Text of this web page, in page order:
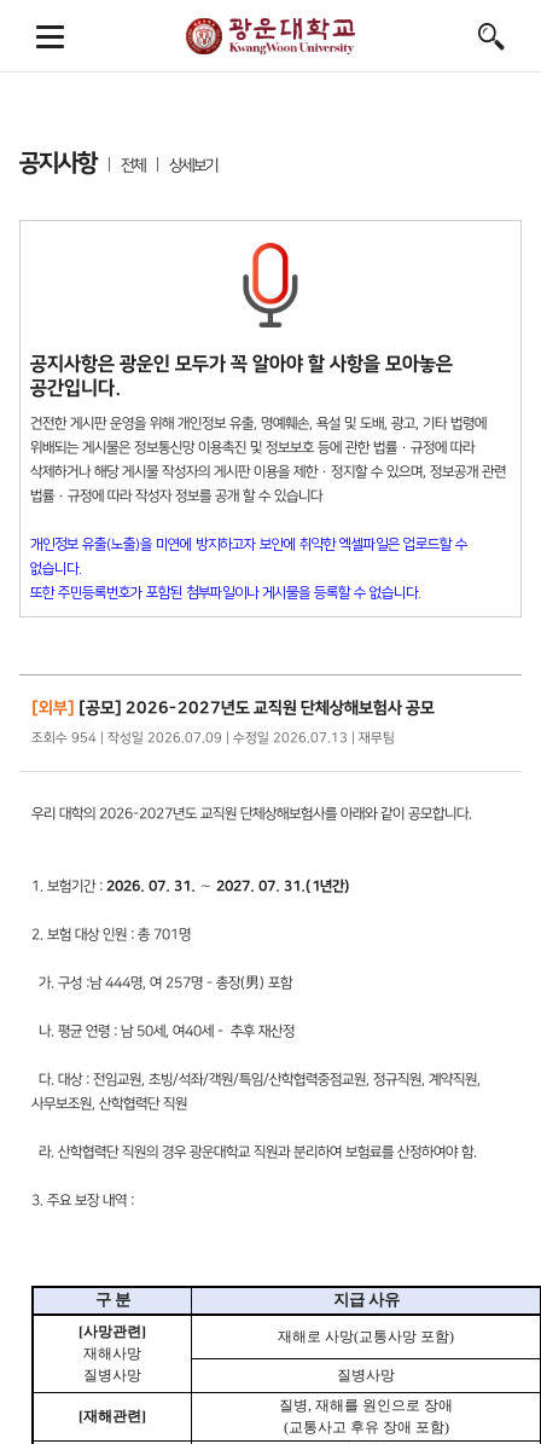
공지사항 전체 상세보기
공지사항은 광운인 모두가 꼭 알아야 할 사항을 모아놓은
공간입니다.
건전한 게시판 운영을 위해 개인정보 유출, 명예훼손, 욕설 및 도배, 광고, 기타 법령에
위배되는 게시물은 정보통신망 이용촉진 및 정보보호 등에 관한 법률 · 규정에 따라
삭제하거나 해당 게시물 작성자의 게시판 이용을 제한 · 정지할 수 있으며, 정보공개 관련
법률 · 규정에 따라 작성자 정보를 공개 할 수 있습니다
개인정보 유출(노출)을 미연에 방지하고자 보안에 취약한 엑셀파일은 업로드할 수
없습니다.
또한 주민등록번호가 포함된 첨부파일이나 게시물을 등록할 수 없습니다.
[외부] [공모] 2026-2027년도 교직원 단체상해보험사 공모
조회수 954 | 작성일 2026.07.09 | 수정일 2026.07.13 | 재무팀
우리 대학의 2026-2027년도 교직원 단체상해보험사를 아래와 같이 공모합니다.
1. 보험기간 :2026. 07. 31. ∼ 2027. 07. 31.(1년간)
2. 보험 대상 인원 : 총 701명
가. 구성 :남 444명, 여 257명 - 총장(男) 포함
나. 평균 연령 : 남 50세, 여40세 - 추후 재산정
다. 대상 : 전임교원, 초빙/석좌/객원/특임/산학협력중점교원, 정규직원, 계약직원,
사무보조원, 산학협력단 직원
라. 산학협력단 직원의 경우 광운대학교 직원과 분리하여 보험료를 산정하여야 함.
3. 주요 보장 내역 :
구 분 지급 사유
[사망관련]
재해사망
질병사망
재해로 사망(교통사망 포함)
질병사망
[재해관련]
질병,재해를 원인으로 장애
(교통사고 후유 장애 포함)